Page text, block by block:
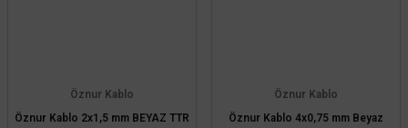
Öznur Kablo
Öznur Kablo 2x1,5 mm BEYAZ TTR
Öznur Kablo
Öznur Kablo 4x0,75 mm Beyaz